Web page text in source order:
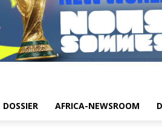
DOSSIER AFRICA-NEWSROOM